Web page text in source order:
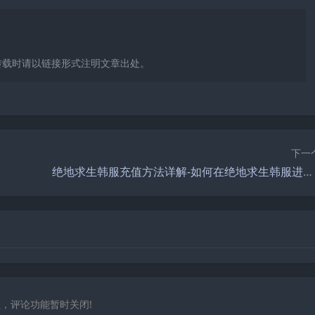
时请以链接形式注明文章出处。
下一
绝地求生韩服充值方法详解-如何在绝地求生韩服进行安全有效的充值
评论功能暂时关闭!